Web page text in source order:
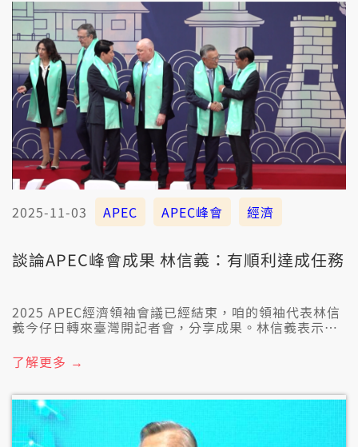
2025-11-03 APEC APEC峰會 經濟
談論APEC峰會成果 林信義：有順利達成任務
2025 APEC經濟領袖會議已經結束，咱的領袖代表林信
義今仔日轉來臺灣開記者會，分享成果。林信義表示，
各國對臺灣的AI半導體、中小企業表達合作意願。另
外，林信義這改和真濟位外國政治大柱會談，包含日本
市早苗講臺灣是好厝邊，也關心臺海安全。
了解更多 →